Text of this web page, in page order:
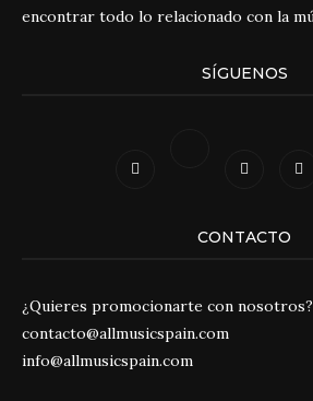
encontrar todo lo relacionado con la
SÍGUENOS
CONTACTO
¿Quieres promocionarte con
contacto@allmusicspain.com
info@allmusicspain.com